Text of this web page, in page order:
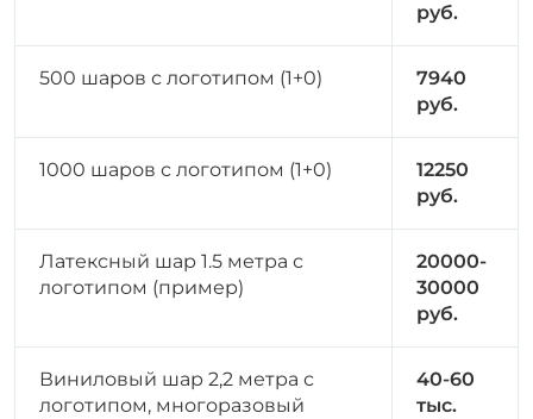
руб.
500 шаров с логотипом (1+0)
7940
руб.
1000 шаров с логотипом (1+0)
12250
руб.
Латексный шар 1.5 метра с
логотипом (пример)
20000-
30000
руб.
Виниловый шар 2,2 метра с
логотипом, многоразовый
40-60
тыс.